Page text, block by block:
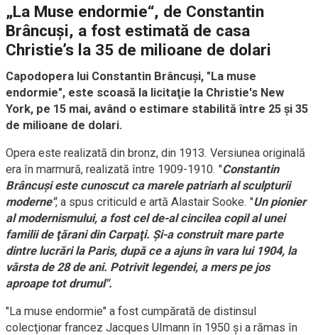
„La Muse endormie“, de Constantin
Brâncuşi, a fost estimată de casa
Christie’s la 35 de milioane de dolari
Capodopera lui Constantin Brâncuşi, "La muse
endormie", este scoasă la licitaţie la Christie's New
York, pe 15 mai, având o estimare stabilită între 25 şi 35
de milioane de dolari.
Opera este realizată din bronz, din 1913. Versiunea originală
era în marmură, realizată între 1909-1910. "Constantin
Brâncuşi este cunoscut ca marele patriarh al sculpturii
moderne", a spus criticuld e artă Alastair Sooke. "Un pionier
al modernismului, a fost cel de-al cincilea copil al unei
familii de ţărani din Carpaţi. Şi-a construit mare parte
dintre lucrări la Paris, după ce a ajuns în vara lui 1904, la
vârsta de 28 de ani. Potrivit legendei, a mers pe jos
aproape tot drumul".
"La muse endormie" a fost cumpărată de distinsul
colecţionar francez Jacques UImann în 1950 şi a rămas în